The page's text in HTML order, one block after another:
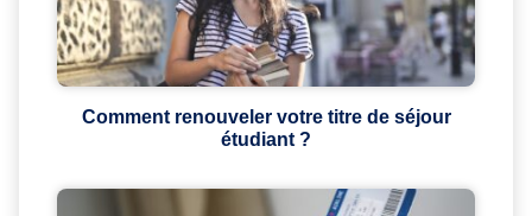
Comment renouveler votre titre de séjour
étudiant ?